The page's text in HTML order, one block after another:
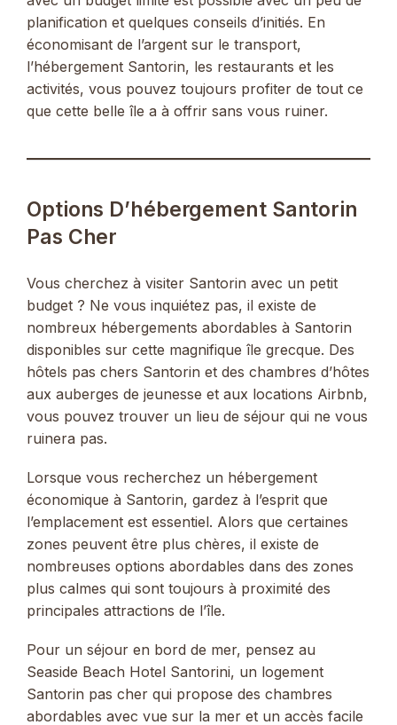
planification et quelques conseils d’initiés. En
économisant de l’argent sur le transport,
l’hébergement Santorin, les restaurants et les
activités, vous pouvez toujours profiter de tout ce
que cette belle île a à offrir sans vous ruiner.
Options D’hébergement Santorin
Pas Cher
Vous cherchez à visiter Santorin avec un petit
budget ? Ne vous inquiétez pas, il existe de
nombreux hébergements abordables à Santorin
disponibles sur cette magnifique île grecque. Des
hôtels pas chers Santorin et des chambres d’hôtes
aux auberges de jeunesse et aux locations Airbnb,
vous pouvez trouver un lieu de séjour qui ne vous
ruinera pas.
Lorsque vous recherchez un hébergement
économique à Santorin, gardez à l’esprit que
l’emplacement est essentiel. Alors que certaines
zones peuvent être plus chères, il existe de
nombreuses options abordables dans des zones
plus calmes qui sont toujours à proximité des
principales attractions de l’île.
Pour un séjour en bord de mer, pensez au
Seaside Beach Hotel Santorini, un logement
Santorin pas cher qui propose des chambres
abordables avec vue sur la mer et un accès facile